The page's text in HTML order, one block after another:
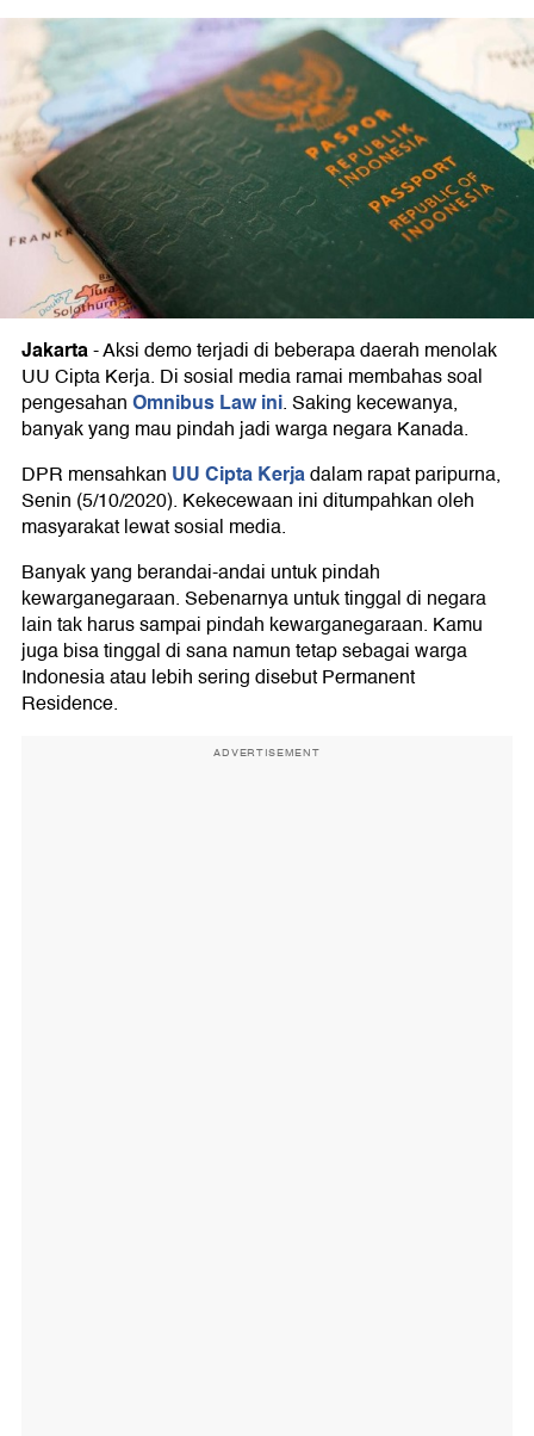
Jakarta-Aksi demo terjadi di beberapa daerah menolak
UU Cipta Kerja. Di sosial media ramai membahas soal
pengesahanOmnibus Law ini. Saking kecewanya,
banyak yang mau pindah jadi warga negara Kanada.
DPR mensahkan UU Cipta Kerjadalam rapat paripurna,
Senin (5/10/2020). Kekecewaan ini ditumpahkan oleh
masyarakat lewat sosial media.
Banyak yang berandai-andai untuk pindah
kewarganegaraan. Sebenarnya untuk tinggal di negara
lain tak harus sampai pindah kewarganegaraan. Kamu
juga bisa tinggal di sana namun tetap sebagai warga
Indonesia atau lebih sering disebut Permanent
Residence.
ADVERTISEMENT